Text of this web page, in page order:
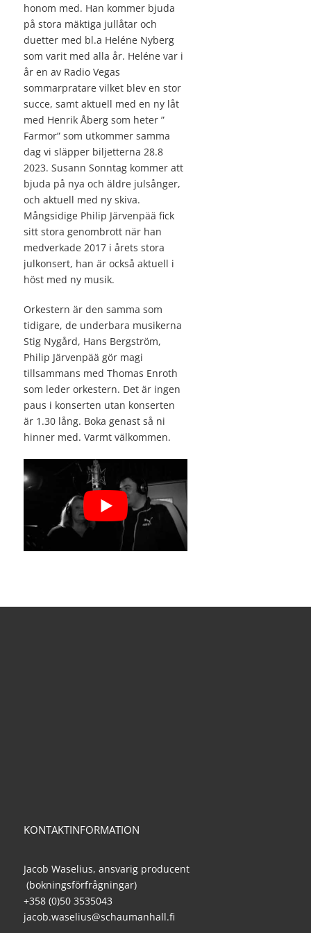
honom med. Han kommer bjuda
på stora mäktiga jullåtar och
duetter med bl.a Heléne Nyberg
som varit med alla år. Heléne var i
år en av Radio Vegas
sommarpratare vilket blev en stor
succe, samt aktuell med en ny låt
med Henrik Åberg som heter ”
Farmor” som utkommer samma
dag vi släpper biljetterna 28.8
2023. Susann Sonntag kommer att
bjuda på nya och äldre julsånger,
och aktuell med ny skiva.
Mångsidige Philip Järvenpää fick
sitt stora genombrott när han
medverkade 2017 i årets stora
julkonsert, han är också aktuell i
höst med ny musik.
Orkestern är den samma som
tidigare, de underbara musikerna
Stig Nygård, Hans Bergström,
Philip Järvenpää gör magi
tillsammans med Thomas Enroth
som leder orkestern. Det är ingen
paus i konserten utan konserten
är 1.30 lång. Boka genast så ni
hinner med. Varmt välkommen.
KONTAKTINFORMATION
Jacob Waselius, ansvarig producent
(bokningsförfrågningar)
+358 (0)50 3535043
jacob.waselius@schaumanhall.fi